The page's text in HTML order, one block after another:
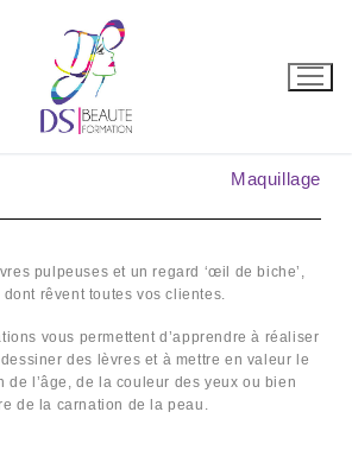
Maquillage
pulpeuses et un regard ‘œil de biche’,
dont rêvent toutes vos clientes.
vous permettent d’apprendre à réaliser
des lèvres et à mettre en valeur le
de l’âge, de la couleur des yeux ou bien
de la carnation de la peau.